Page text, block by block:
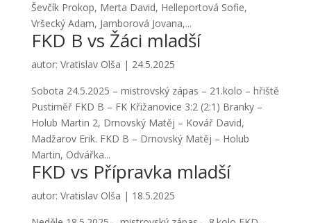
Ševčík Prokop, Merta David, Helleportová Sofie,
Vršecký Adam, Jamborová Jovana,...
FKD B vs Žáci mladší
autor: Vratislav Olša | 24.5.2025
Sobota 24.5.2025 – mistrovský zápas – 21.kolo – hřiště
Pustiměř FKD B – FK Křižanovice 3:2 (2:1) Branky –
Holub Martin 2, Drnovský Matěj – Kovář David,
Madžarov Erik. FKD B – Drnovský Matěj – Holub
Martin, Odvářka...
FKD vs Přípravka mladší
autor: Vratislav Olša | 18.5.2025